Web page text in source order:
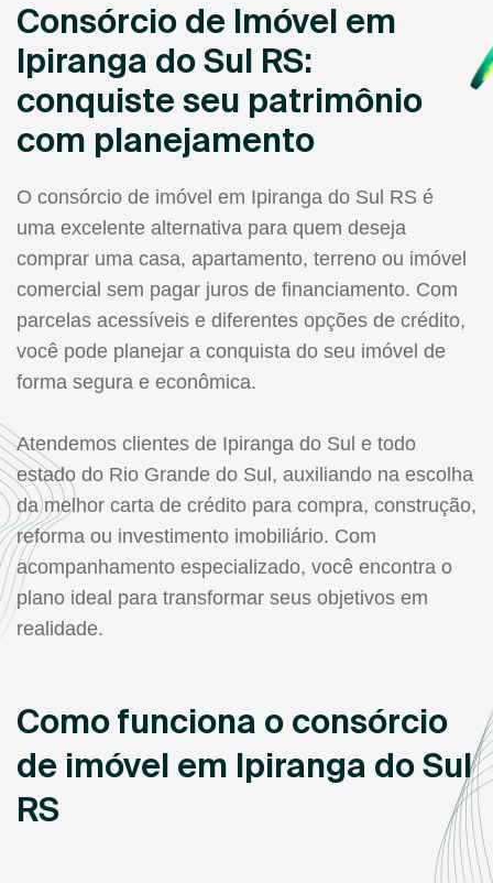
Consórcio de Imóvel em
Ipiranga do Sul RS:
conquiste seu patrimônio
com planejamento
O consórcio de imóvel em Ipiranga do Sul RS é
uma excelente alternativa para quem deseja
comprar uma casa, apartamento, terreno ou imóvel
comercial sem pagar juros de financiamento. Com
parcelas acessíveis e diferentes opções de crédito,
você pode planejar a conquista do seu imóvel de
forma segura e econômica.
Atendemos clientes de Ipiranga do Sul e todo
estado do Rio Grande do Sul, auxiliando na escolha
da melhor carta de crédito para compra, construção,
reforma ou investimento imobiliário. Com
acompanhamento especializado, você encontra o
plano ideal para transformar seus objetivos em
realidade.
Como funciona o consórcio
de imóvel em Ipiranga do Sul
RS